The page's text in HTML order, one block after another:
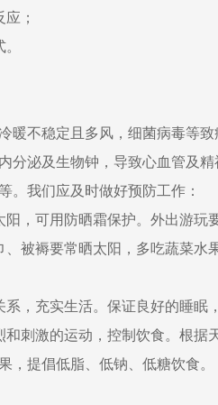
；
暖不稳定且多风，细菌病毒等
分泌及生物钟，导致心血管及
。我们应及时做好预防工作：
，可用防晒霜保护。外出游玩
被褥要常晒太阳，多吃蔬菜
，充实生活。保证良好的睡眠
刺激的运动，控制饮食。根
提倡低脂、低钠、低糖饮食。